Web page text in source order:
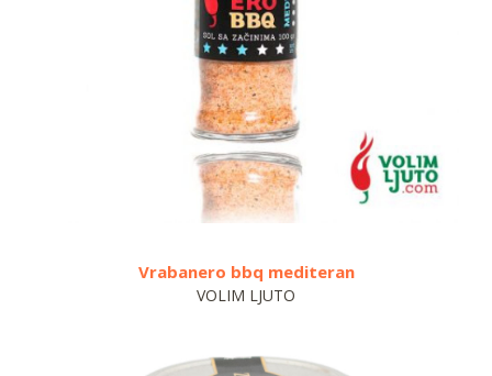
Vrabanero bbq mediteran